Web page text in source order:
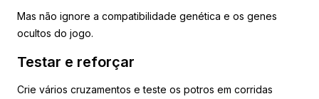
Mas não ignore a compatibilidade genética e os genes
ocultos do jogo.
Testar e reforçar
Crie vários cruzamentos e teste os potros em corridas